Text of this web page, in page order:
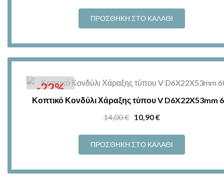
ΠΡΟΣΘΉΚΗ ΣΤΟ ΚΑΛΆΘΙ
-22%
Κοπτικό Κονδύλι Χάραξης τύπου V D6X22X53mm
14,00€ Original
was:
14,00 €.
10,90€Η
τιμή
είναι:
10,90 €.
ΠΡΟΣΘΉΚΗ ΣΤΟ ΚΑΛΆΘΙ